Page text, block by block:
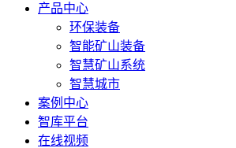
产品中心
环保装备
智能矿山装备
智慧矿山系统
智慧城市
案例中心
智库平台
在线视频